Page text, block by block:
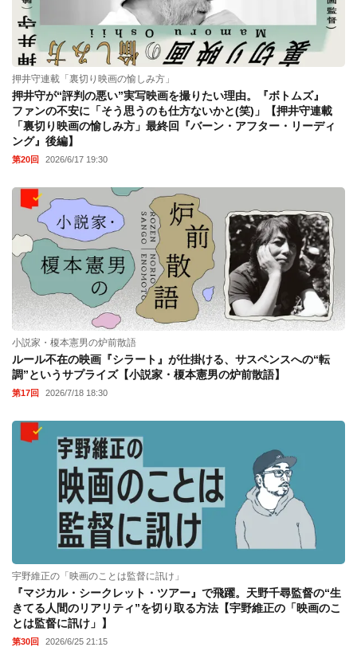
押井守連載「裏切り映画の愉しみ方」
押井守が“評判の悪い”実写映画を撮りたい理由。『ボトムズ』
ファンの不安に「そう思うのも仕方ないかと(笑)」【押井守連載
「裏切り映画の愉しみ方」最終回『バーン・アフター・リーディ
ング』後編】
第20回 2026/6/17 19:30
小説家・榎本憲男の炉前散語
ルール不在の映画『シラート』が仕掛ける、サスペンスへの“転
調”というサプライズ【小説家・榎本憲男の炉前散語】
第17回 2026/7/18 18:30
宇野維正の「映画のことは監督に訊け」
『マジカル・シークレット・ツアー』で飛躍。天野千尋監督の“生
きてる人間のリアリティ”を切り取る方法【宇野維正の「映画のこ
とは監督に訊け」】
第30回 2026/6/25 21:15